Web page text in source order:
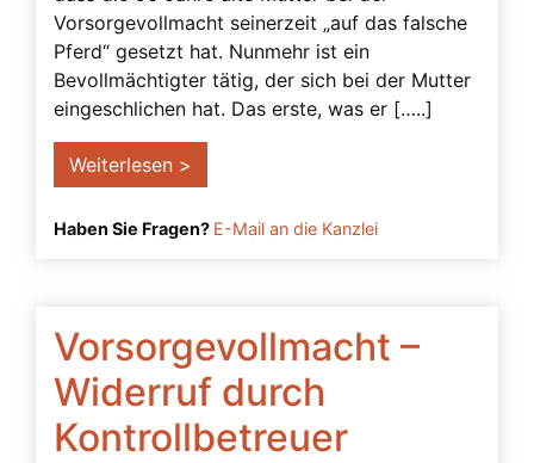
Vorsorgevollmacht seinerzeit „auf das falsche
Pferd“ gesetzt hat. Nunmehr ist ein
Bevollmächtigter tätig, der sich bei der Mutter
eingeschlichen hat. Das erste, was er […..]
Weiterlesen >
Haben Sie Fragen? E-Mail an die Kanzlei
Vorsorgevollmacht –
Widerruf durch
Kontrollbetreuer
Freier Wille
Freiheitsberaubung
Gefahren
Generalvollmacht
Gerichtliche Genehmigung
Geschäftsfähigkeit
Herausgabeanspruch
Impfen
Impfrisiko